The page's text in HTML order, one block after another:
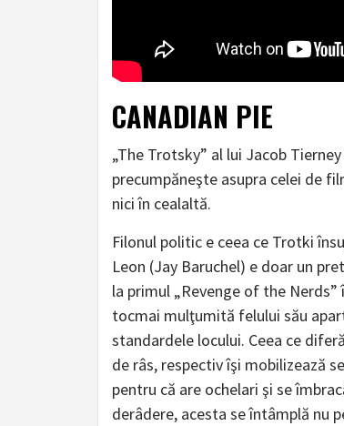
CANADIAN PIE
„The Trotsky” al lui Jacob
precumpăneşte asupra celei de
nici în cealaltă.
Filonul politic e ceea ce Trotki
Leon (Jay Baruchel) e doar un
la primul „Revenge of the
tocmai mulţumită felului său
standardele locului. Ceea ce
de râs, respectiv îşi mobilizează
pentru că are ochelari şi se
derâdere, acesta se întâmplă nu